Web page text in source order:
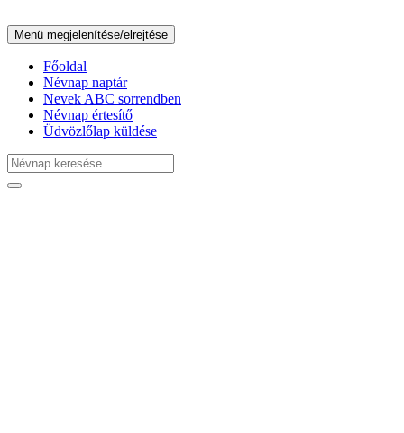
Menü megjelenítése/elrejtése
Főoldal
Névnap naptár
Nevek ABC sorrendben
Névnap értesítő
Üdvözlőlap küldése